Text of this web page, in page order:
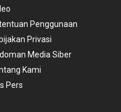
Penggunaan
Privasi
Media Siber
Kami
Pers